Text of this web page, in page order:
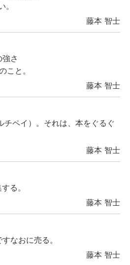
藤本 智士
さ
こと。
藤本 智士
ペイ）。それは、本をぐるぐ
藤本 智士
る。
藤本 智士
なおに売る。
藤本 智士